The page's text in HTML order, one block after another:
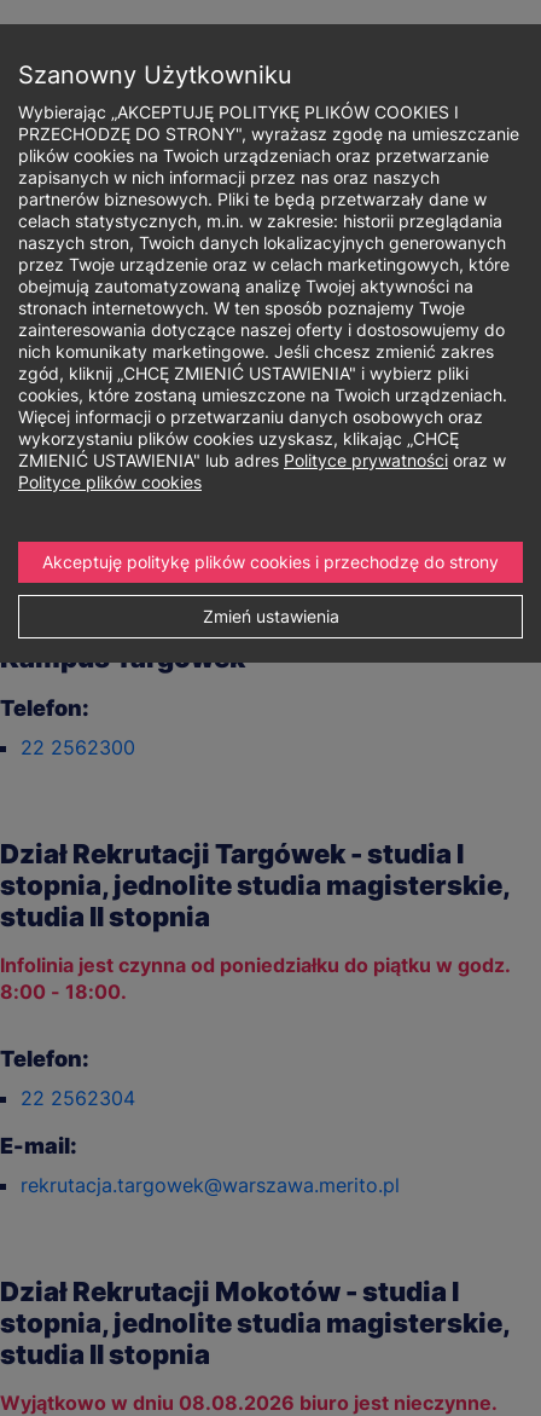
treści
Ścieżka
nawigacyjna
Jaki rodzaj studiów Cię interesuje?
Studia I stopnia
Uniwersytet WSB Merito Warszawa.
Kampus Mokotów
Telefon:
Uniwersytet WSB Merito Warszawa.
Kampus Targówek
Telefon:
22 2562300
Dział Rekrutacji Targówek - studia I
stopnia, jednolite studia magisterskie,
studia II stopnia
Infolinia jest czynna od poniedziałku do piątku w godz.
8:00 - 18:00.
Telefon:
22 2562304
E-mail:
rekrutacja.targowek@warszawa.merito.pl
Dział Rekrutacji Mokotów - studia I
stopnia, jednolite studia magisterskie,
studia II stopnia
Wyjątkowo w dniu 08.08.2026 biuro jest nieczynne.
Szanowny Użytkowniku
Wybierając „AKCEPTUJĘ POLITYKĘ PLIKÓW COOKIES I
PRZECHODZĘ DO STRONY", wyrażasz zgodę na umieszczanie
plików cookies na Twoich urządzeniach oraz przetwarzanie
zapisanych w nich informacji przez nas oraz naszych
partnerów biznesowych. Pliki te będą przetwarzały dane w
celach statystycznych, m.in. w zakresie: historii przeglądania
naszych stron, Twoich danych lokalizacyjnych generowanych
przez Twoje urządzenie oraz w celach marketingowych, które
obejmują zautomatyzowaną analizę Twojej aktywności na
stronach internetowych. W ten sposób poznajemy Twoje
zainteresowania dotyczące naszej oferty i dostosowujemy do
nich komunikaty marketingowe. Jeśli chcesz zmienić zakres
zgód, kliknij „CHCĘ ZMIENIĆ USTAWIENIA" i wybierz pliki
cookies, które zostaną umieszczone na Twoich urządzeniach.
Więcej informacji o przetwarzaniu danych osobowych oraz
wykorzystaniu plików cookies uzyskasz, klikając „CHCĘ
ZMIENIĆ USTAWIENIA" lub adres Polityce prywatności oraz w
Polityce plików cookies
Zmień ustawienia
Akceptuję politykę plików cookies i przechodzę do strony